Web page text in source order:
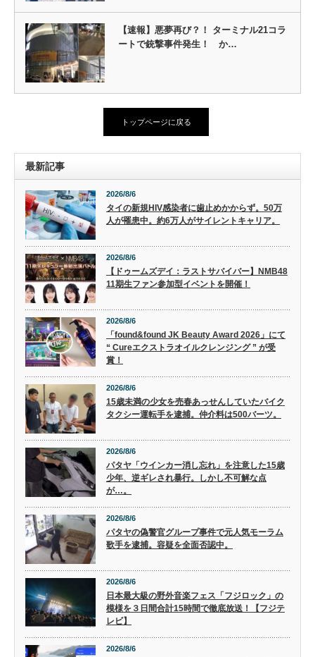
【速報】悪夢再び？！ ターミナル21コラ
ートで銃撃事件発生！ か…
トップページに戻る
最新記事
2026/8/6
タイの新規HIV感染者に歯止めかからず。50万
人が罹患中。約6万人がサイレントキャリア。
2026/8/6
【ドゥームズデイ：ラストサバイバー】NMB48
11期生ファン参加型イベントを開催！
2026/8/6
「found&found JK Beauty Award 2026」にて
“ Cureエクストラオイルクレンジング ” が受
賞！
2026/8/6
15歳未満の少女を売春あっせんしていたバイク
タクシー運転手を逮捕。仲介料は500バーツ。
2026/8/6
パタヤ「ウインカー消し忘れ」を注意した15歳
少年、逆ギレされ暴行。しかし不可解な点
が…。
2026/8/6
パタヤの偽警官グループ事件で元人気モーラム
歌手を逮捕。容疑を全面否認中。
2026/8/6
日本最大級の野外音楽フェス「フジロック」の
模様を３日間合計15時間で徹底放送！【フジテ
レビ】
2026/8/6